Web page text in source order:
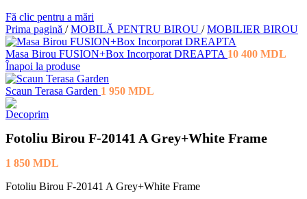
Fă clic pentru a mări
Prima pagină / MOBILĂ PENTRU BIROU / MOBILIER BIROU
Masa Birou FUSION+Box Incorporat DREAPTA 10 400 MDL
Înapoi la produse
Scaun Terasa Garden 1 950 MDL
Fotoliu Birou F-20141 A Grey+White Frame
1 850 MDL
Fotoliu Birou F-20141 A Grey+White Frame